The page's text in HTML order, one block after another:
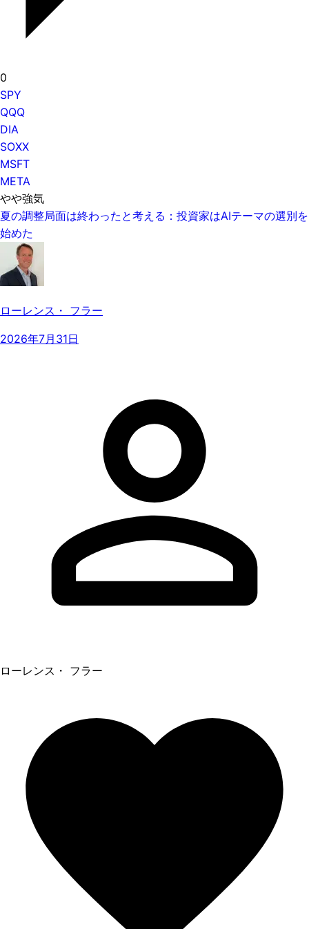
0
SPY
QQQ
DIA
SOXX
MSFT
META
やや強気
夏の調整局面は終わったと考える：投資家はAIテーマの選別を
始めた
ローレンス・ フラー
2026年7月31日
ローレンス・ フラー